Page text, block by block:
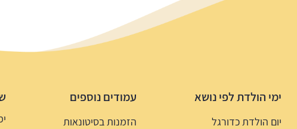
ימי הולדת לפי נושא
יום הולדת כדורגל
עמודים נוספים
הזמנות בסיטונאות